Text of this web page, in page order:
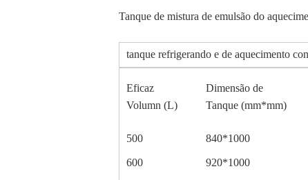
Tanque de mistura de emulsão do
tanque refrigerando e de aquecimento
Eficaz
Volumn (L)
Dimensão de
Tanque (mm*mm)
500 840*1000
600 920*1000